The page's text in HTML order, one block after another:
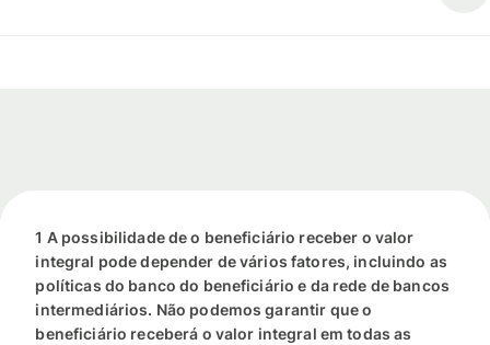
1 A possibilidade de o beneficiário receber o valor
integral pode depender de vários fatores, incluindo as
políticas do banco do beneficiário e da rede de bancos
intermediários. Não podemos garantir que o
beneficiário receberá o valor integral em todas as